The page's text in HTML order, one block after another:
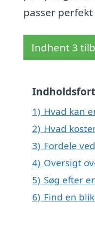
passer
Indhent 3
1) Hvad kan
2) Hvad
3) Fordele
4) Oversigt
5) Søg efter
6) Find en